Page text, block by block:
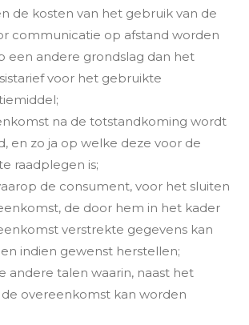
de kosten van het gebruik van de
communicatie op afstand worden
een andere grondslag dan het
voor het gebruikte
na de totstandkoming wordt
en zo ja op welke deze voor de
raadplegen is;
de consument, voor het sluiten
de door hem in het kader
verstrekte gegevens kan
indien gewenst herstellen;
andere talen waarin, naast het
de overeenkomst kan worden